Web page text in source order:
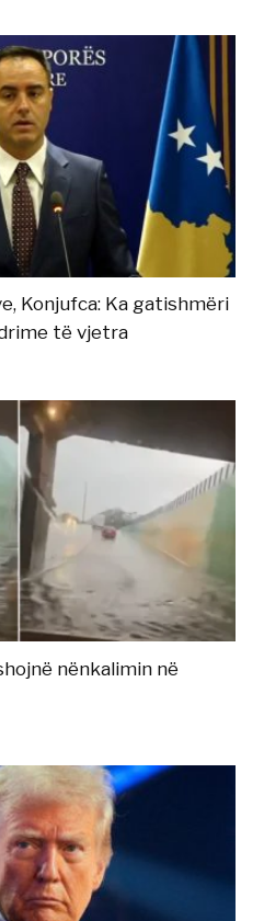
Konjufca: Ka gatishmëri
të vjetra
nënkalimin në